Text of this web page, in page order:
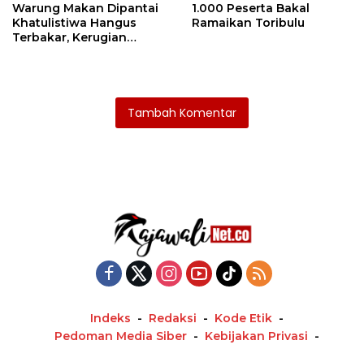
Warung Makan Dipantai
Khatulistiwa Hangus
Terbakar, Kerugian
1.000 Peserta Bakal
Ramaikan Toribulu
Tambah Komentar
Indeks Redaksi
Kode Etik
Pedoman Media Siber
Kebijakan Privasi